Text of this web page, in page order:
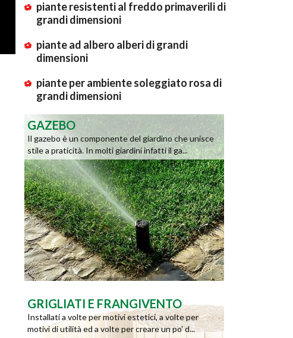
piante resistenti al freddo primaverili di
grandi dimensioni
piante ad albero alberi di grandi
dimensioni
piante per ambiente soleggiato rosa di
grandi dimensioni
GAZEBO
Il gazebo è un componente del giardino che unisce
stile a praticità. In molti giardini infatti il ga...
GRIGLIATI E FRANGIVENTO
Installati a volte per motivi estetici, a volte per
motivi di utilità ed a volte per creare un po' d...